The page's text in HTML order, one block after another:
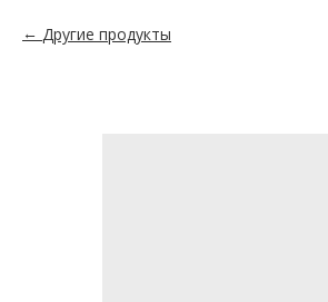
Другие продукты